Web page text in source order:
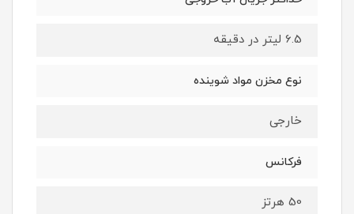
6.5 لیتر در دقیقه
نوع مخزن مواد شوینده
خارجی
فرکانس
50 هرتز